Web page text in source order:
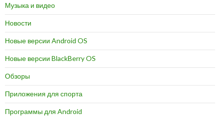
Музыка и видео
Новости
Новые версии Android OS
Новые версии BlackBerry OS
Обзоры
Приложения для спорта
Программы для Android